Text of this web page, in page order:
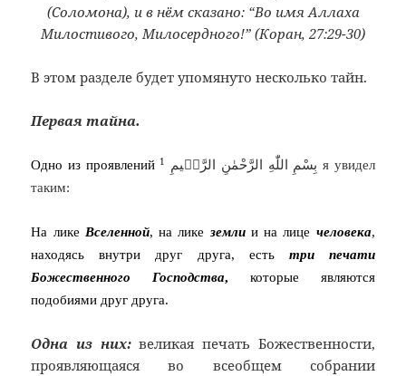
(Соломона), и в нём сказано: “Во имя Аллаха
Милостивого, Милосердного!” (Коран, 27:29-30)
В этом разделе будет упомянуто несколько тайн.
Первая тайна.
Одно из проявлений 1 بِسْمِ اللّٰهِ الرَّحْمٰنِ الرَّحٖيمِ я увидел
таким:
На лике Вселенной, на ликеземлии на лице человека,
находясь внутри друг друга, есть три печати
Божественного Господства, которые являются
подобиями друг друга.
Одна из них:великая печать Божественности,
проявляющаяся во всеобщем собрании